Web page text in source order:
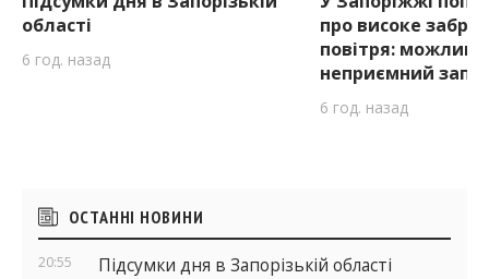
області
6 год. назад
про високе
повітря:
неприємний
6 год. назад
Бічні
віджети
ОСТАННІ НОВИНИ
20:55 Підсумки дня в Запорізькій області